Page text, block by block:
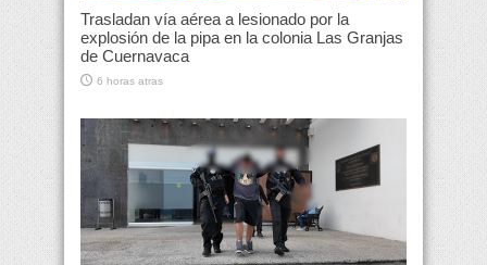
Trasladan vía aérea a lesionado por la
explosión de la pipa en la colonia Las Granjas
de Cuernavaca
6 horas atras